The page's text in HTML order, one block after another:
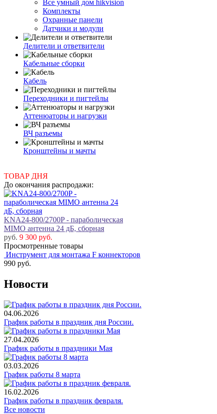
Все умный дом hikvision
Комплекты
Охранные панели
Датчики и модули
Делители и ответвители
Кабельные сборки
Кабель
Переходники и пигтейлы
Аттенюаторы и нагрузки
ВЧ разъемы
Кронштейны и мачты
ТОВАР ДНЯ
До окончания распродажи:
KNA24-800/2700P - параболическая
MIMO антенна 24 дБ, сборная
руб. 9 300 руб.
Просмотренные товары
Инструмент для монтажа F коннекторов
990 руб.
Новости
04.06.2026
График работы в праздник дня России.
27.04.2026
График работы в праздники Мая
03.03.2026
График работы 8 марта
16.02.2026
График работы в праздник февраля.
Все новости